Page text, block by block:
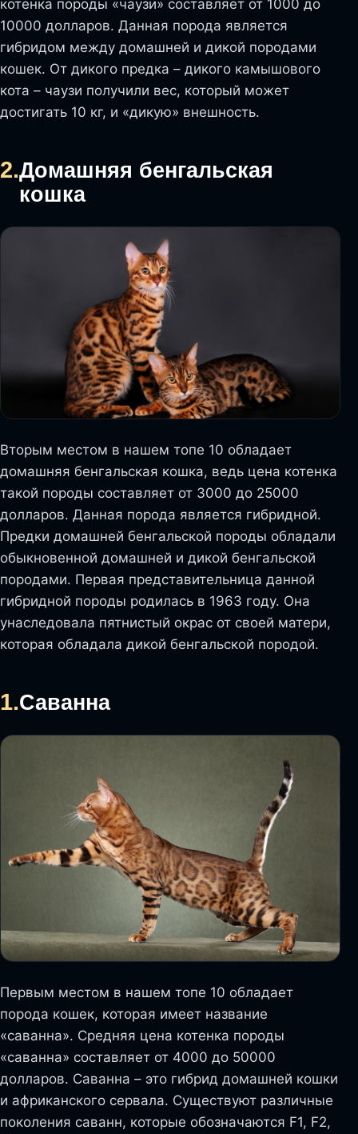
котенка породы «чаузи» составляет от 1000 до
10000 долларов. Данная порода является
гибридом между домашней и дикой породами
кошек. От дикого предка – дикого камышового
кота – чаузи получили вес, который может
достигать 10 кг, и «дикую» внешность.
2.Домашняя бенгальская
кошка
Вторым местом в нашем топе 10 обладает
домашняя бенгальская кошка, ведь цена котенка
такой породы составляет от 3000 до 25000
долларов. Данная порода является гибридной.
Предки домашней бенгальской породы обладали
обыкновенной домашней и дикой бенгальской
породами. Первая представительница данной
гибридной породы родилась в 1963 году. Она
унаследовала пятнистый окрас от своей матери,
которая обладала дикой бенгальской породой.
1.Саванна
Первым местом в нашем топе 10 обладает
порода кошек, которая имеет название
«саванна». Средняя цена котенка породы
«саванна» составляет от 4000 до 50000
долларов. Саванна – это гибрид домашней кошки
и африканского сервала. Существуют различные
поколения саванн, которые обозначаются F1, F2,